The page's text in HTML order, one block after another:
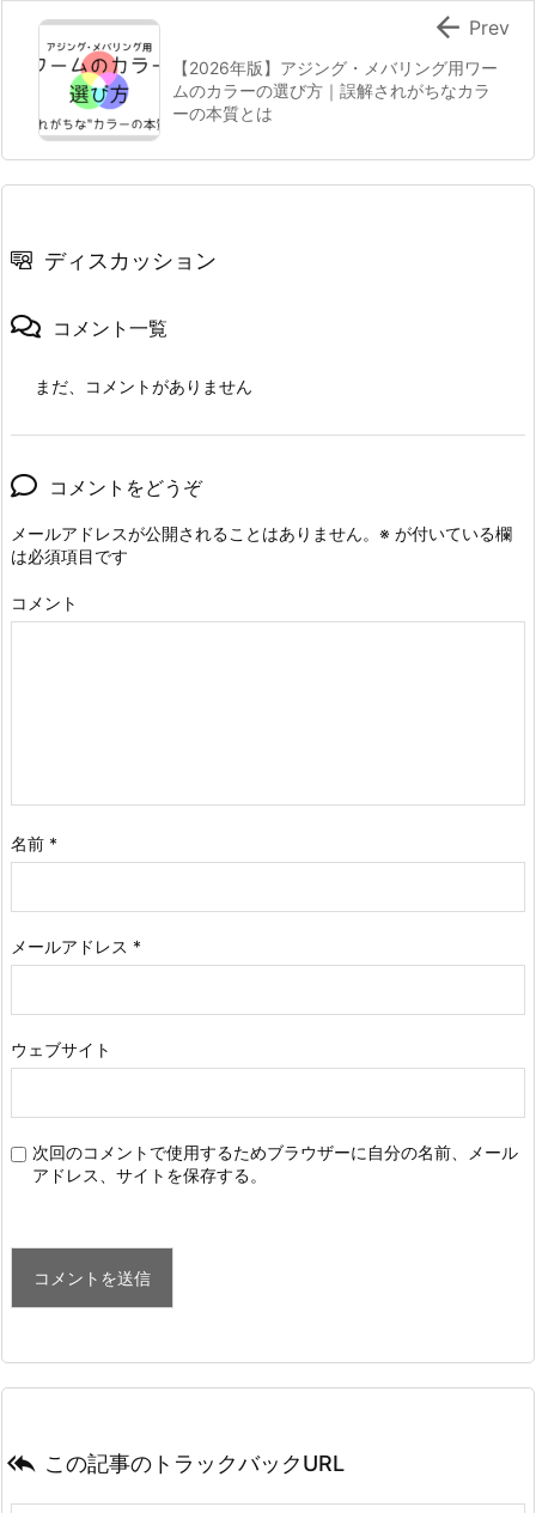
【2026年版】アジング・メバリング用ワー
ムのカラーの選び方｜誤解されがちなカラ
ーの本質とは
 Prev
ディスカッション
コメント一覧
まだ、コメントがありません
コメントをどうぞ
メールアドレスが公開されることはありません。 ※ が付いている欄
は必須項目です
コメント
名前 *
メールアドレス *
ウェブサイト
次回のコメントで使用するためブラウザーに自分の名前、メール
アドレス、サイトを保存する。
 この記事のトラックバックURL